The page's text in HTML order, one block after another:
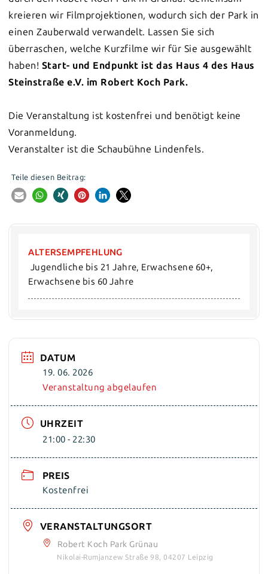
kreieren wir Filmprojektionen, wodurch sich der Park in
einen Zauberwald verwandelt. Lassen Sie sich
überraschen, welche Kurzfilme wir für Sie ausgewählt
haben! Start- und Endpunkt ist das Haus 4 des Haus
Steinstraße e.V. im Robert Koch Park.
Die Veranstaltung ist kostenfrei und benötigt keine
Voranmeldung.
Veranstalter ist die Schaubühne Lindenfels.
Teile diesen Beitrag:
ALTERSEMPFEHLUNG
Erwachsene bis 60 Jahre
DATUM
19. 06. 2026
Veranstaltung abgelaufen
UHRZEIT
21:00 - 22:30
PREIS
Kostenfrei
VERANSTALTUNGSORT
Robert Koch Park Grünau
Nikolai-Rumjanzew Straße 98, 04207 Leipzig